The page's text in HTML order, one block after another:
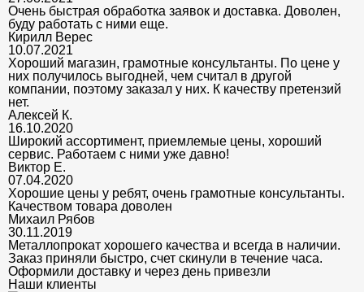
Очень быстрая обработка заявок и доставка. Доволен,
буду работать с ними еще.
Кирилл Верес
10.07.2021
Хороший магазин, грамотные консультанты. По цене у
них получилось выгодней, чем считал в другой
компании, поэтому заказал у них. К качеству претензий
нет.
Алексей К.
16.10.2020
Широкий ассортимент, приемлемые цены, хороший
сервис. Работаем с ними уже давно!
Виктор Е.
07.04.2020
Хорошие цены у ребят, очень грамотные консультанты.
Качеством товара доволен
Михаил Рябов
30.11.2019
Металлопрокат хорошего качества и всегда в наличии.
Заказ приняли быстро, счет скинули в течение часа.
Оформили доставку и через день привезли
Наши клиенты